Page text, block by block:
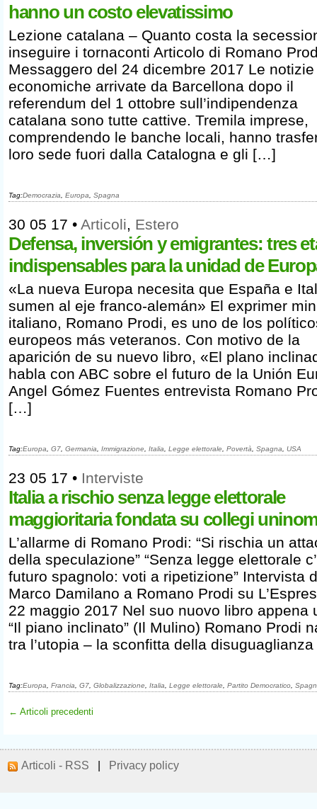
hanno un costo elevatissimo
Lezione catalana – Quanto costa la
inseguire i tornaconti Articolo di Romano
Messaggero del 24 dicembre 2017 Le notizie
economiche arrivate da Barcellona dopo il
referendum del 1 ottobre sull’indipendenza
catalana sono tutte cattive. Tremila imprese,
comprendendo le banche locali, hanno
loro sede fuori dalla Catalogna e gli […]
Tag:Democrazia Europa Spagna
30 05 17 • Articoli, Estero
Defensa, inversión y emigrantes: tres
indispensables para la unidad de
«La nueva Europa necesita que España e
sumen al eje franco-alemán» El exprimer
italiano, Romano Prodi, es uno de los
europeos más veteranos. Con motivo de la
aparición de su nuevo libro, «El plano
habla con ABC sobre el futuro de la Unión
Angel Gómez Fuentes entrevista Romano
[…]
Tag:Europa G7 Germania Immigrazione Italia Legge elettorale Povertà Spagna USA
23 05 17 • Interviste
Italia a rischio senza legge elettorale
maggioritaria fondata su collegi
L’allarme di Romano Prodi: “Si rischia un
della speculazione” “Senza legge elettorale
futuro spagnolo: voti a ripetizione” Intervista
Marco Damilano a Romano Prodi su
22 maggio 2017 Nel suo nuovo libro appena
“Il piano inclinato” (Il Mulino) Romano Prodi
tra l’utopia – la sconfitta della
Tag:Europa Francia G7 Globalizzazione Italia Legge elettorale Partito Democratico
← Articoli precedenti
Articoli - RSS Privacy policy